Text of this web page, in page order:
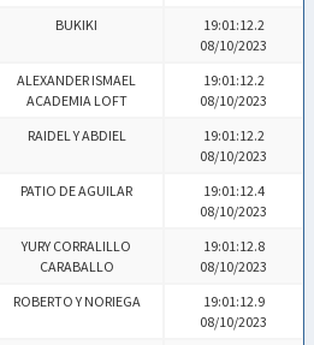
BUKIKI
19:01:12.2
08/10/2023
ALEXANDER ISMAEL
ACADEMIA LOFT
19:01:12.2
08/10/2023
RAIDEL Y ABDIEL
19:01:12.2
08/10/2023
PATIO DE AGUILAR
19:01:12.4
08/10/2023
YURY CORRALILLO
CARABALLO
19:01:12.8
08/10/2023
ROBERTO Y NORIEGA
19:01:12.9
08/10/2023